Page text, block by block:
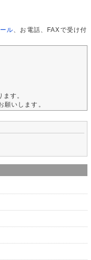
ル 、お電話、FAXで受け付
す。
いします。